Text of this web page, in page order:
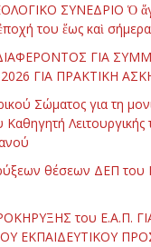
ΣΥΝΕΔΡΙΟ Ὁ
του ἕως καὶ σήμερα
ΓΙΑ
2026 ΓΙΑ ΠΡΑΚΤΙΚΗ
Σώματος για τη
Καθηγητή
θέσεων ΔΕΠ του
του Ε.Α.Π.
ΕΚΠΑΙΔΕΥΤΙΚΟΥ